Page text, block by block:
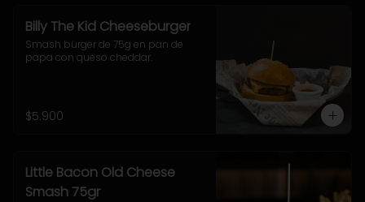
Billy The Kid Cheeseburger
Smash burger de 75g en pan de
papa con queso cheddar.
$5.900
Little Bacon Old Cheese
Smash 75gr